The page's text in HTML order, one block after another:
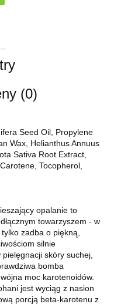
(0)
Seed Oil, Propylene
Wax, Helianthus Annuus
Sativa Root Extract,
Tocopherol,
opalanie to
towarzyszem - w
zadba o piękną,
silnie
skóry suchej,
bomba
moc karotenoidów.
jest wyciąg z nasion
porcją beta-karotenu z